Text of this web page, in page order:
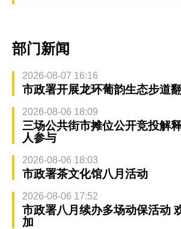
部门新闻
2026-08-07 16:16
市政署开展龙环葡韵生态步道
2026-08-06 18:09
三场公共街市摊位公开竞投解
人参与
2026-08-06 18:03
市政署茶文化馆八月活动
2026-08-06 17:52
市政署八月续办多场动保活动
加